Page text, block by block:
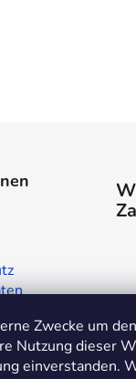
Zwecke um
Nutzung dieser
einverstanden.